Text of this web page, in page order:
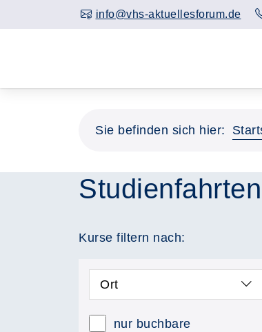
info@vhs-aktuellesforum.de
Sie befinden sich hier:
Studienfahrten
Kurse filtern nach:
Ort
nur buchbare